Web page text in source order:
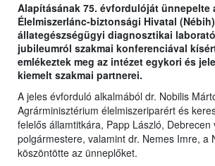
Alapításának 75. évfordulóját ünnepelte
Élelmiszerlánc-biztonsági Hivatal
állategészségügyi diagnosztikai
jubileumról szakmai konferenciával
emlékeztek meg az intézet egykori és
kiemelt szakmai partnerei.
A jeles évforduló alkalmából dr. Nobilis
Agrárminisztérium élelmiszeriparért és
felelős államtitkára, Papp László, Debrecen
polgármestere, valamint dr. Nemes Imre, a
köszöntötte az ünneplőket.